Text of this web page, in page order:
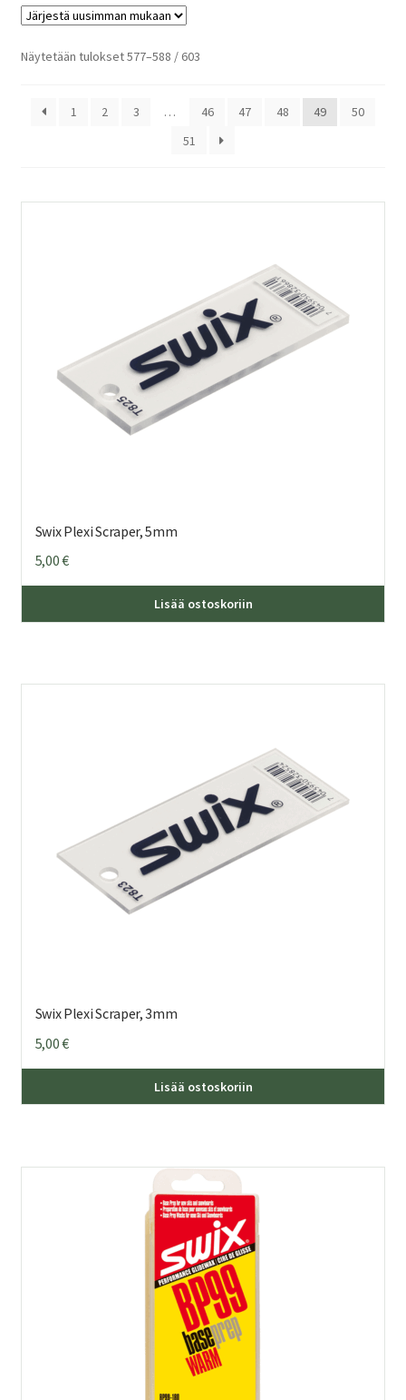
Näytetään tulokset 577–588 / 603Sorted
1
2 3 … 46 47 48 49
50
51
Swix Plexi Scraper, 5mm
5,00€
Lisää ostoskoriin
Swix Plexi Scraper, 3mm
5,00€
Lisää ostoskoriin